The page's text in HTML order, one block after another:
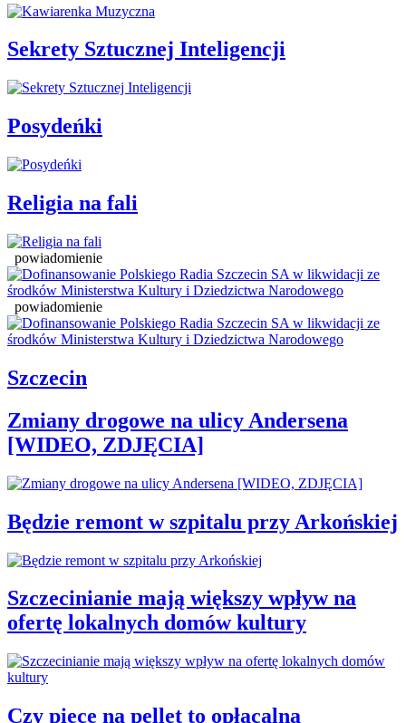
Sekrety Sztucznej Inteligencji
Posydeńki
Religia na fali
powiadomienie
powiadomienie
Szczecin
Zmiany drogowe na ulicy Andersena
[WIDEO, ZDJĘCIA]
Będzie remont w szpitalu przy Arkońskiej
Szczecinianie mają większy wpływ na
ofertę lokalnych domów kultury
Czy piece na pellet to opłacalna